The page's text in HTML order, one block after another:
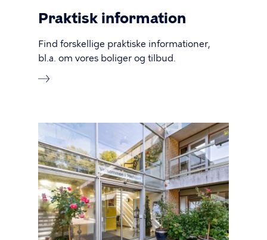
Praktisk information
Find forskellige praktiske informationer,
bl.a. om vores boliger og tilbud.